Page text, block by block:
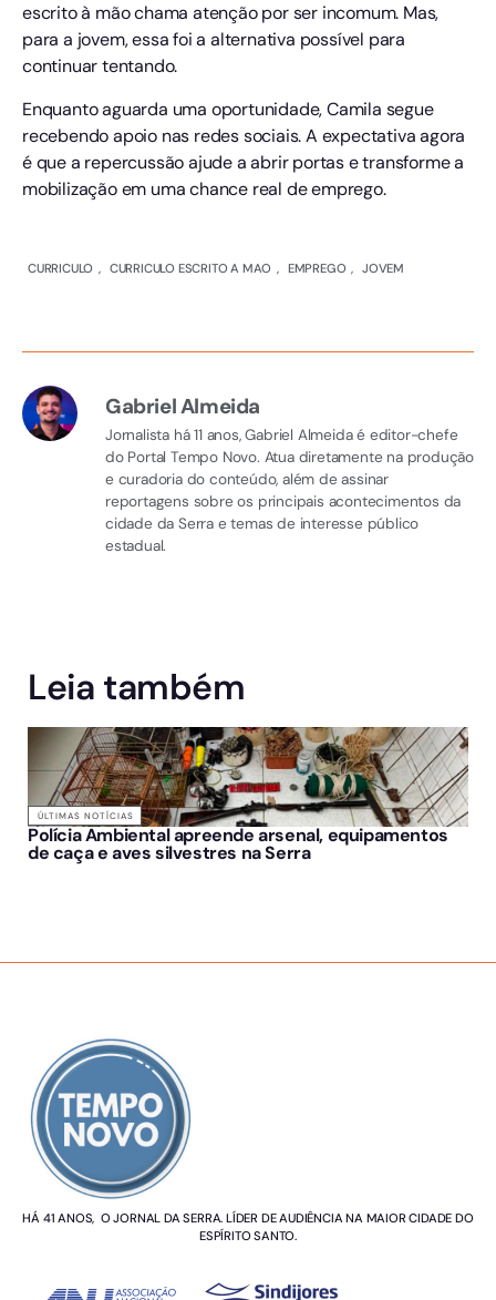
escrito à mão chama atenção por ser incomum. Mas,
para a jovem, essa foi a alternativa possível para
continuar tentando.
Enquanto aguarda uma oportunidade, Camila segue
recebendo apoio nas redes sociais. A expectativa agora
é que a repercussão ajude a abrir portas e transforme a
mobilização em uma chance real de emprego.
CURRICULO , CURRICULO ESCRITO A MAO , EMPREGO , JOVEM
Gabriel Almeida
Jornalista há 11 anos, Gabriel Almeida é editor-chefe
do Portal Tempo Novo. Atua diretamente na produção
e curadoria do conteúdo, além de assinar
reportagens sobre os principais acontecimentos da
cidade da Serra e temas de interesse público
estadual.
Leia também
ÚLTIMAS NOTÍCIAS
Polícia Ambiental apreende arsenal, equipamentos
de caça e aves silvestres na Serra
HÁ 41 ANOS, O JORNAL DA SERRA. LÍDER DE AUDIÊNCIA NA MAIOR CIDADE DO
ESPÍRITO SANTO.